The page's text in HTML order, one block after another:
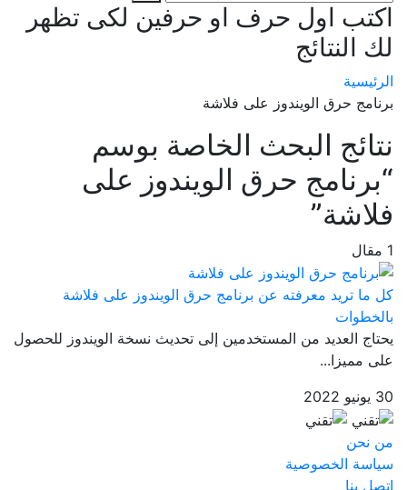
اكتب اول حرف او حرفين لكى تظهر
لك النتائج
الرئيسية
برنامج حرق الويندوز على فلاشة
نتائج البحث الخاصة بوسم
“برنامج حرق الويندوز على
فلاشة”
1 مقال
كل ما تريد معرفته عن برنامج حرق الويندوز على فلاشة
بالخطوات
يحتاج العديد من المستخدمين إلى تحديث نسخة الويندوز للحصول
على مميزا...
30 يونيو 2022
من نحن
سياسة الخصوصية
اتصل بنا